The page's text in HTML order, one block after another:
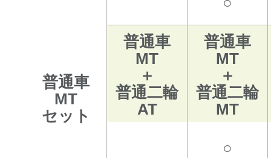
普通車
MT
セット
普通車
MT
＋
普通二輪
AT
普通車
MT
＋
普通二輪
MT
○